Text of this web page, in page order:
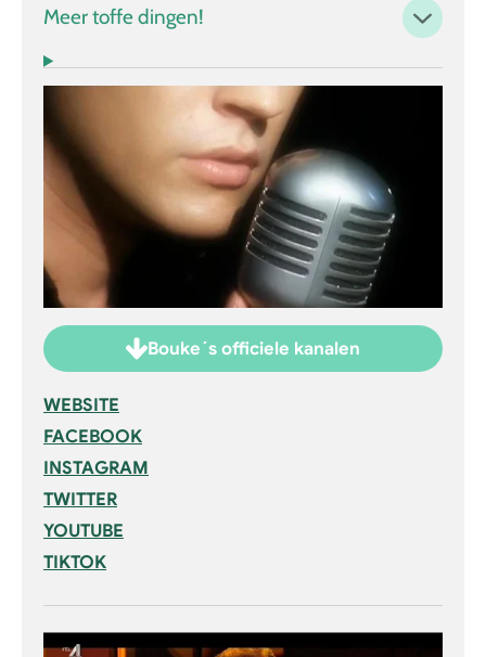
Meer toffe dingen!
Bouke´s officiele kanalen
WEBSITE
FACEBOOK
INSTAGRAM
TWITTER
YOUTUBE
TIKTOK